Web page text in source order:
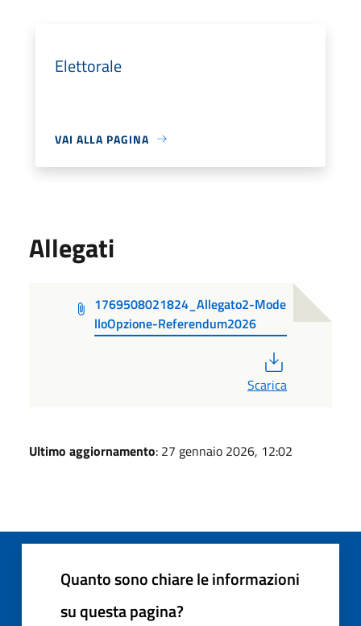
Elettorale
VAI ALLA PAGINA
Allegati
1769508021824_Allegato2-Mode
lloOpzione-Referendum2026
Scarica
Ultimo aggiornamento: 27 gennaio 2026, 12:02
Quanto sono chiare le informazioni
su questa pagina?